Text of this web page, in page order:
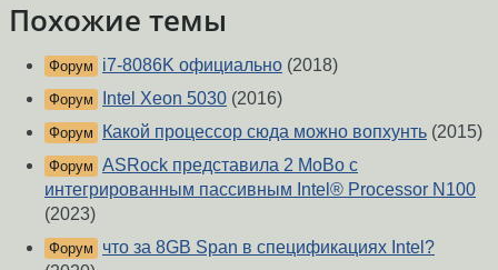
Похожие темы
Форум i7-8086K официально (2018)
Форум Intel Xeon 5030 (2016)
Форум Какой процессор сюда можно вопхунть (2015)
Форум ASRock представила 2 MoBo с
интегрированным пассивным Intel® Processor N100
(2023)
Форум
что за 8GB Span в спецификациях Intel?